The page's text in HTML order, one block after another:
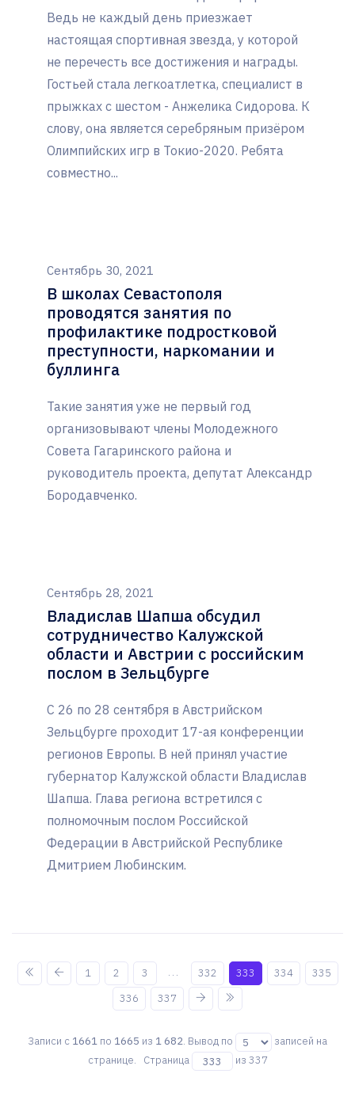
Ведь не каждый день приезжает
настоящая спортивная звезда, у которой
не перечесть все достижения и награды.
Гостьей стала легкоатлетка, специалист в
прыжках с шестом - Анжелика Сидорова. К
слову, она является серебряным призёром
Олимпийских игр в Токио-2020. Ребята
совместно...
Сентябрь 30, 2021
В школах Севастополя
проводятся занятия по
профилактике подростковой
преступности, наркомании и
буллинга
Такие занятия уже не первый год
организовывают члены Молодежного
Совета Гагаринского района и
руководитель проекта, депутат Александр
Бородавченко.
Сентябрь 28, 2021
Владислав Шапша обсудил
сотрудничество Калужской
области и Австрии с российским
послом в Зельцбурге
С 26 по 28 сентября в Австрийском
Зельцбурге проходит 17-ая конференции
регионов Европы. В ней принял участие
губернатор Калужской области Владислав
Шапша. Глава региона встретился с
полномочным послом Российской
Федерации в Австрийской Республике
Дмитрием Любинским.
1 2 3 ... 332 333 334
335
336
337
Записи с 1661 по 1665 из 1 682. Вывод по
записей на
странице. Страница
из 337